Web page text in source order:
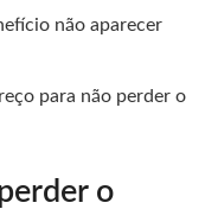
não aparecer
para não perder o
o